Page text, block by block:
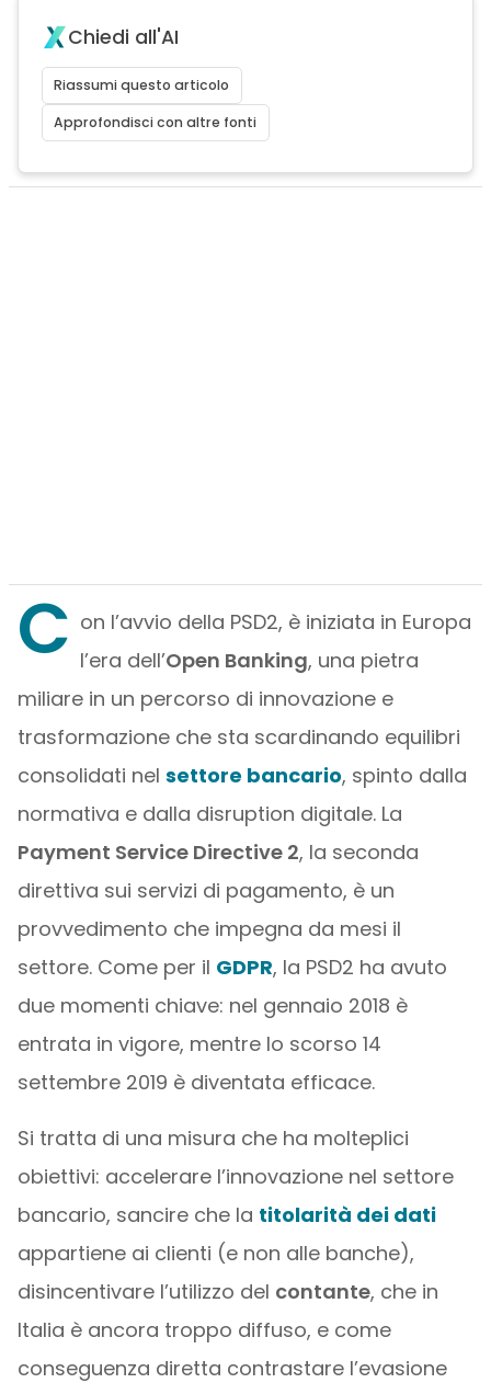
Chiedi all'AI
Riassumi questo articolo
Approfondisci con altre fonti
C on l’avvio della PSD2, è iniziata in Europa
l’era dell’Open Banking, una pietra
miliare in un percorso di innovazione e
trasformazione che sta scardinando equilibri
consolidati nel settore bancario, spinto dalla
normativa e dalla disruption digitale. La
Payment Service Directive 2, la seconda
direttiva sui servizi di pagamento, è un
provvedimento che impegna da mesi il
settore. Come per il GDPR, la PSD2 ha avuto
due momenti chiave: nel gennaio 2018 è
entrata in vigore, mentre lo scorso 14
settembre 2019 è diventata efficace.
Si tratta di una misura che ha molteplici
obiettivi: accelerare l’innovazione nel settore
bancario, sancire che la titolarità dei dati
appartiene ai clienti (e non alle banche),
disincentivare l’utilizzo del contante, che in
Italia è ancora troppo diffuso, e come
conseguenza diretta contrastare l’evasione